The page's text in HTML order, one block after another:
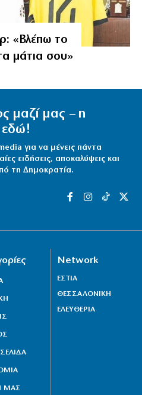
«Βλέπω το
μάτια σου»
μαζί μας – η
εδώ!
για να μένεις πάντα
ειδήσεις, αποκαλύψεις και
τη Δημοκρατία.
ΜΑΣ
Network
ΕΣΤΙΑ
ΘΕΣΣΑΛΟΝΙΚΗ
ΕΛΕΥΘΕΡΙΑ